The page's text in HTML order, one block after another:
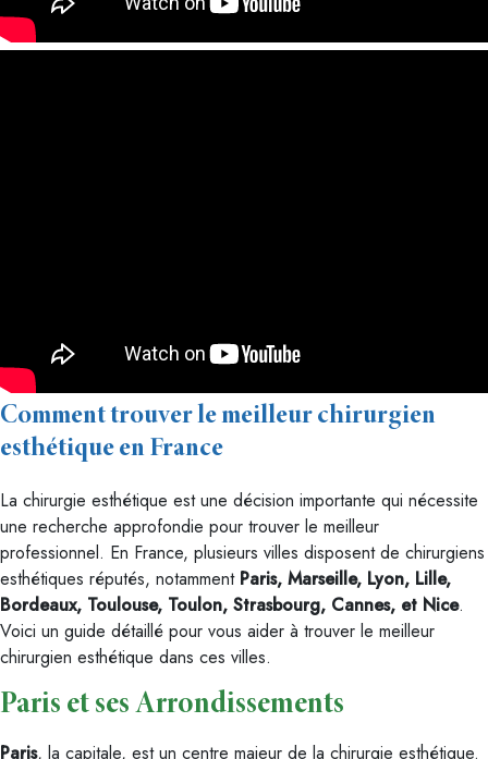
Comment trouver le meilleur chirurgien
esthétique en France
La chirurgie esthétique est une décision importante qui nécessite
une recherche approfondie pour trouver le meilleur
professionnel. En France, plusieurs villes disposent de chirurgiens
esthétiques réputés, notamment Paris, Marseille, Lyon, Lille,
Bordeaux, Toulouse, Toulon, Strasbourg, Cannes, et Nice.
Voici un guide détaillé pour vous aider à trouver le meilleur
chirurgien esthétique dans ces villes.
Paris et ses Arrondissements
Paris, la capitale, est un centre majeur de la chirurgie esthétique.